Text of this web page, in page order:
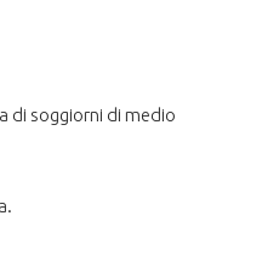
di soggiorni di medio